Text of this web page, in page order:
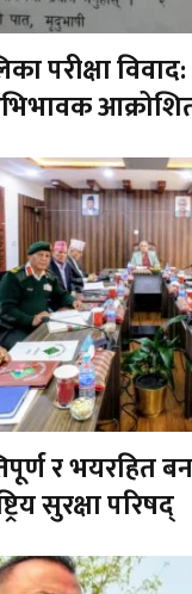
परीक्षा विवाद:
र भयरहित
सुरक्षा परिषद्